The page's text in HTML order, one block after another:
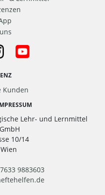
Kunden
Lehr- und Lernmittel
10/14
9883603